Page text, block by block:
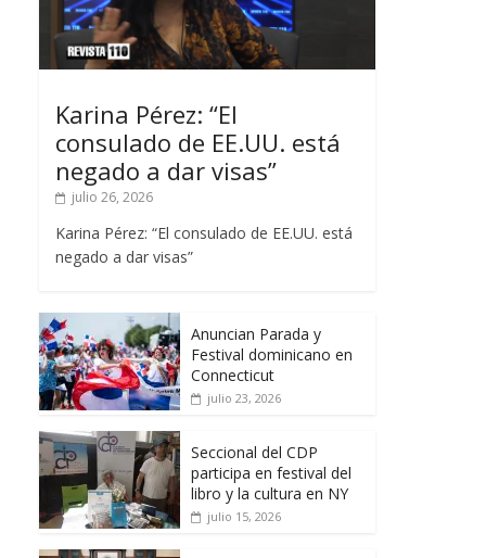
Karina Pérez: “El
consulado de EE.UU. está
negado a dar visas”
julio 26, 2026
Karina Pérez: “El consulado de EE.UU. está
negado a dar visas”
Anuncian Parada y
Festival dominicano en
Connecticut
julio 23, 2026
Seccional del CDP
participa en festival del
libro y la cultura en NY
julio 15, 2026